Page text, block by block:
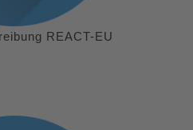
REACT-EU